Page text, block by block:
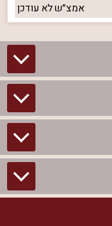
אמצ״שלא עודכן